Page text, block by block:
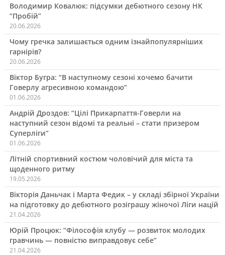
Володимир Ковалюк: підсумки дебютного сезону НК
“Пробій”
20.06.2026
Чому гречка залишається одним ізнайпопулярніших
гарнірів?
20.06.2026
Віктор Бугра: “В наступному сезоні хочемо бачити
Говерлу агресивною командою”
01.06.2026
Андрій Дроздов: “Цілі Прикарпаття-Говерли на
наступний сезон відомі та реальні – стати призером
Суперліги”
01.06.2026
Літній спортивний костюм чоловічий для міста та
щоденного ритму
19.05.2026
Вікторія Даньчак і Марта Федик – у складі збірної України
на підготовку до дебютного розіграшу жіночої Ліги націй
21.04.2026
Юрій Процюк: “Філософія клубу — розвиток молодих
гравчинь — повністю виправдовує себе”
21.04.2026